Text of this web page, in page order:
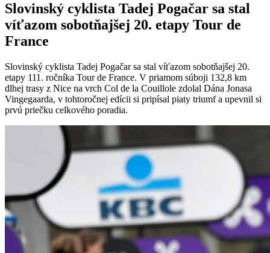
Slovinský cyklista Tadej Pogačar sa stal
víťazom sobotňajšej 20. etapy Tour de
France
Slovinský cyklista Tadej Pogačar sa stal víťazom sobotňajšej 20.
etapy 111. ročníka Tour de France. V priamom súboji 132,8 km
dlhej trasy z Nice na vrch Col de la Couillole zdolal Dána Jonasa
Vingegaarda, v tohtoročnej edícii si pripísal piaty triumf a upevnil si
prvú priečku celkového poradia.